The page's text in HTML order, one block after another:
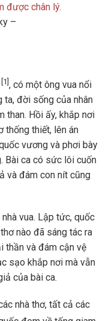
được chân lý.
–
[1] , có một ông vua nổi
đời sống của nhân
than. Hồi ấy, khắp nơi
thống thiết, lên án
vương và phơi bày
Bài ca có sức lôi cuốn
và đám con nít cũng
vua. Lập tức, quốc
nào đã sáng tác ra
thần và đám cận vệ
sạo khắp nơi mà vẫn
của bài ca.
nhà thơ, tất cả các